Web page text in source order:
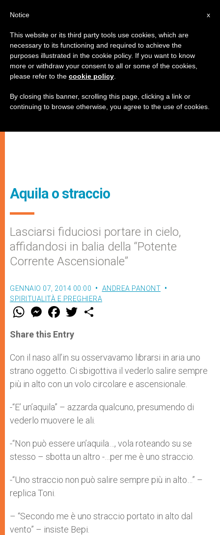
Aquila o straccio
Lasciarsi fiduciosi portare in cielo,
affidandosi in balia della “Potente
Corrente Ascensionale”
GENNAIO 07, 2014 00:00
ANDREA PANONT
SPIRITUALITÀ E PREGHIERA
W
t
s
p
p
M
e
s
e
g
e
r
F
a
e
b
o
k
w
r
Share this Entry
Con il naso all’in su osservavamo librarsi in aria uno
strano oggetto. Ci sbigottiva il vederlo salire sempre
più in alto con un volo circolare e ascensionale.
-“E’ un’aquila” – azzarda qualcuno, presumendo di
vederlo muovere le ali.
-“Non può essere un’aquila…, vola roteando su se
stesso – sbotta un altro -…per me è uno straccio.
-“Uno straccio non può salire sempre più in alto…” –
replica Toni.
– “Secondo me è uno straccio portato in alto dal
vento” – insiste Bepi.
x
Notice
This website or its third party tools use cookies, which are
necessary to its functioning and required to achieve the
purposes illustrated in the cookie policy. If you want to know
more or withdraw your consent to all or some of the cookies,
please refer to the cookie policy
By closing this banner, scrolling this page, clicking a link or
continuing to browse otherwise, you agree to the use of cookies.